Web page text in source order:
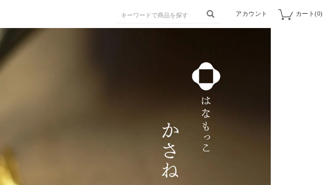
アカウント カート(0)